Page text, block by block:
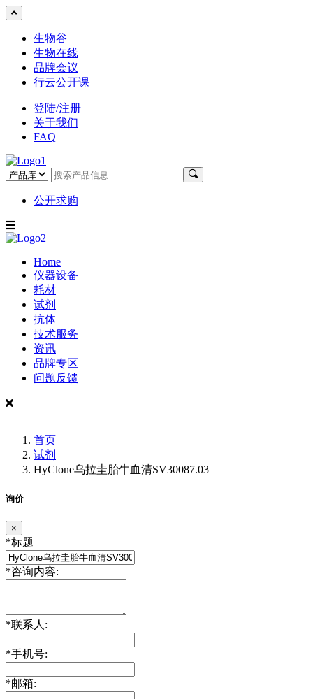
生物谷
生物在线
品牌会议
行云公开课
登陆/注册
关于我们
FAQ
公开求购
Home
仪器设备
耗材
试剂
抗体
技术服务
资讯
品牌专区
问题反馈
首页
试剂
HyClone乌拉圭胎牛血清SV30087.03
询价
×
*标题
*咨询内容:
*联系人:
*手机号:
*邮箱: